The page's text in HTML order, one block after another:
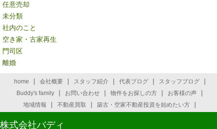
任意売却
未分類
社内のこと
空き家・古家再生
門司区
離婚
home | 会社概要 | スタッフ紹介 | 代表ブログ | スタッフブログ |
Buddy's family | お問い合わせ | 物件をお探しの方 | お客様の声 |
地域情報 | 不動産買取 | 築古・空家不動産投資を始めたい方 |
株式会社バディ